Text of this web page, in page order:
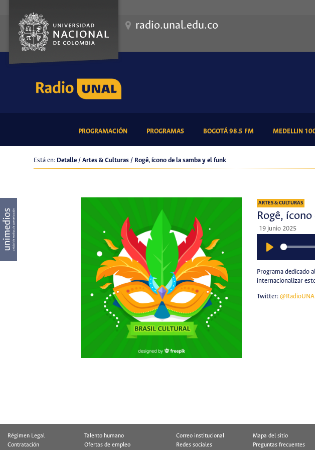
radio.unal.edu.co
PROGRAMACIÓN(CURRENT)PROGRAMAS(CURRENT)BOGOTÁ 98.5 FM(CURRENT)MEDELLIN
Está en: Detalle / Artes & Culturas / Rogê, ícono de la samba y el funk
ARTES & CULTURAS
Rogê,
19 junio 2025
Programa dedicado
internacionalizar
Twitter:
Régimen Legal
Talento humano
Contratación
Ofertas de empleo
Correo institucional
Mapa del sitio
Redes sociales
Preguntas frecuentes